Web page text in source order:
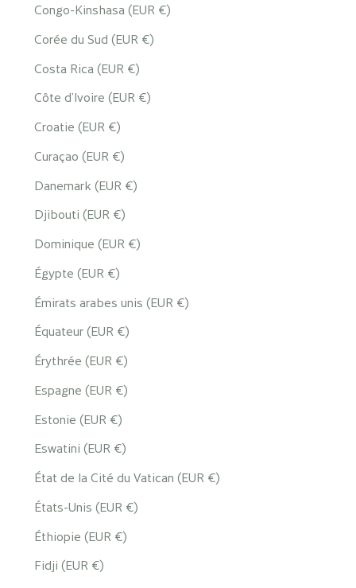
Congo-Kinshasa (EUR €)
Corée du Sud (EUR €)
Costa Rica (EUR €)
Côte d’Ivoire (EUR €)
Croatie (EUR €)
Curaçao (EUR €)
Danemark (EUR €)
Djibouti (EUR €)
Dominique (EUR €)
Égypte (EUR €)
Émirats arabes unis (EUR €)
Équateur (EUR €)
Érythrée (EUR €)
Espagne (EUR €)
Estonie (EUR €)
Eswatini (EUR €)
État de la Cité du Vatican (EUR €)
États-Unis (EUR €)
Éthiopie (EUR €)
Fidji (EUR €)